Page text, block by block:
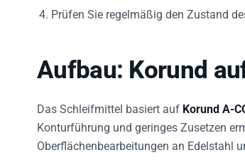
Prüfen Sie regelmäßig den Zustand
Aufbau: Korund
Das Schleifmittel basiert auf Korund A-
Konturführung und geringes Zusetzen
Oberflächenbearbeitungen an Edelstahl